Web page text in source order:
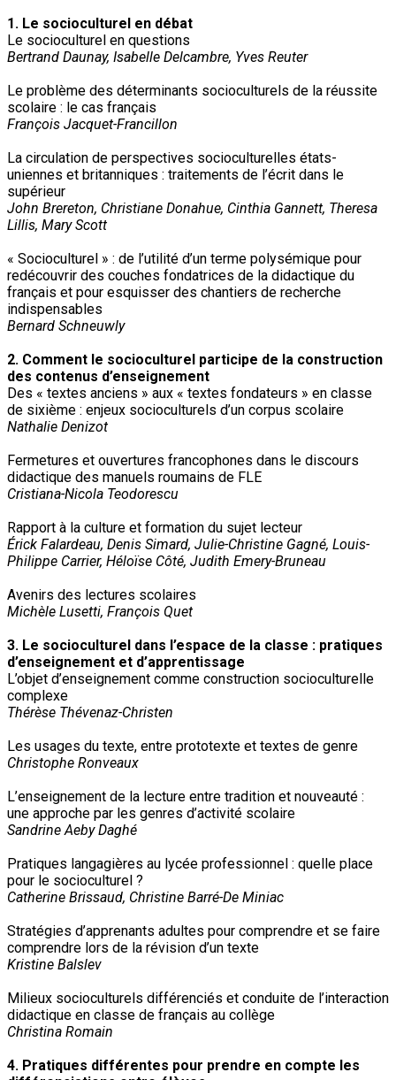
1. Le socioculturel en débat
Le socioculturel en questions
Bertrand Daunay, Isabelle Delcambre, Yves Reuter
Le problème des déterminants socioculturels de la réussite
scolaire : le cas français
François Jacquet-Francillon
La circulation de perspectives socioculturelles états-
uniennes et britanniques : traitements de l’écrit dans le
supérieur
John Brereton, Christiane Donahue, Cinthia Gannett, Theresa
Lillis, Mary Scott
« Socioculturel » : de l’utilité d’un terme polysémique pour
redécouvrir des couches fondatrices de la didactique du
français et pour esquisser des chantiers de recherche
indispensables
Bernard Schneuwly
2. Comment le socioculturel participe de la construction
des contenus d’enseignement
Des « textes anciens » aux « textes fondateurs » en classe
de sixième : enjeux socioculturels d’un corpus scolaire
Nathalie Denizot
Fermetures et ouvertures francophones dans le discours
didactique des manuels roumains de FLE
Cristiana-Nicola Teodorescu
Rapport à la culture et formation du sujet lecteur
Érick Falardeau, Denis Simard, Julie-Christine Gagné, Louis-
Philippe Carrier, Héloïse Côté, Judith Emery-Bruneau
Avenirs des lectures scolaires
Michèle Lusetti, François Quet
3. Le socioculturel dans l’espace de la classe : pratiques
d’enseignement et d’apprentissage
L’objet d’enseignement comme construction socioculturelle
complexe
Thérèse Thévenaz-Christen
Les usages du texte, entre prototexte et textes de genre
Christophe Ronveaux
L’enseignement de la lecture entre tradition et nouveauté :
une approche par les genres d’activité scolaire
Sandrine Aeby Daghé
Pratiques langagières au lycée professionnel : quelle place
pour le socioculturel ?
Catherine Brissaud, Christine Barré-De Miniac
Stratégies d’apprenants adultes pour comprendre et se faire
comprendre lors de la révision d’un texte
Kristine Balslev
Milieux socioculturels différenciés et conduite de l’interaction
didactique en classe de français au collège
Christina Romain
4. Pratiques différentes pour prendre en compte les